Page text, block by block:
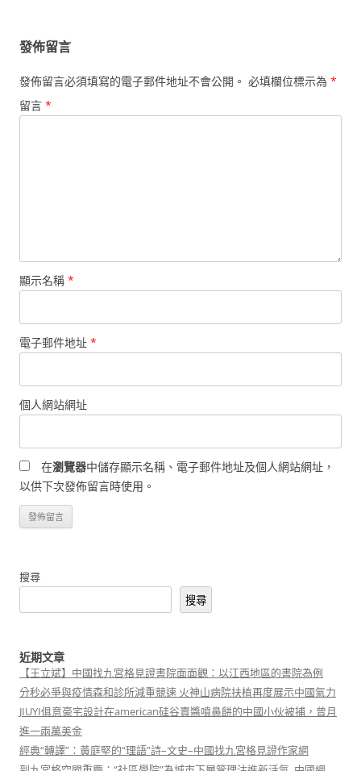
發佈留言
發佈留言必須填寫的電子郵件地址不會公開。 必填欄位標示為 *
留言 *
顯示名稱 *
電子郵件地址 *
個人網站網址
在瀏覽器中儲存顯示名稱、電子郵件地址及個人網站網址，
以供下次發佈留言時使用。
搜尋
搜尋
近期文章
【王立斌】中國找九宮格見證書院面面觀：以江西地區的書院為例
分秒必爭與疫情森和診所減重競速 火神山病院扶植再度展示中國氣力
JIUYI俱意豪宅設計在american硅谷賣醬噴鼻餅的中國小伙被捕，曾月
進一兩萬美金
經典“轉譯”：黃庭堅的“理語”詩–文史–中國找九宮格見證作家網